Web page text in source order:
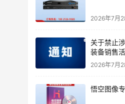
2026年7月
关于禁止
装备销售
2026年7月
悟空图像